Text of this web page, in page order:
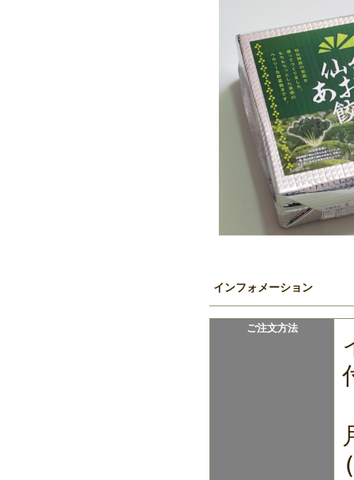
インフォメーション
ご注文方法